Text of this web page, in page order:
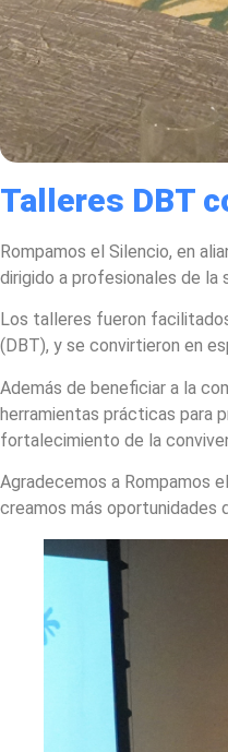
Talleres DBT
Rompamos el Silencio, en
dirigido a profesionales de la
Los talleres fueron
(DBT), y se convirtieron en
Además de beneficiar a la
herramientas prácticas para
fortalecimiento de la
Agradecemos a Rompamos
creamos más oportunidades